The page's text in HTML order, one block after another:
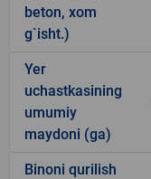
beton, xom
g`isht.)
Yer
uchastkasining
umumiy
maydoni (ga)
Binoni qurilish